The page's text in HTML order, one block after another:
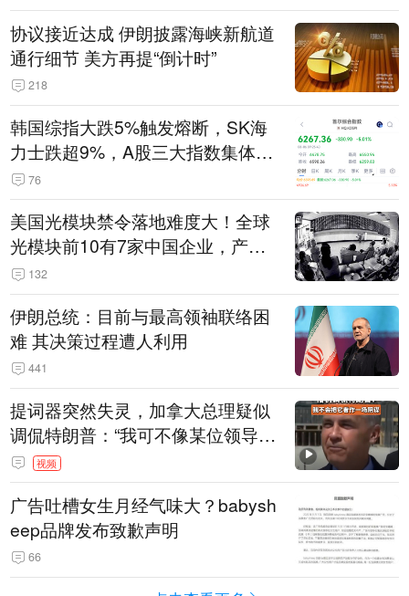
协议接近达成 伊朗披露海峡新航道
通行细节 美方再提“倒计时”
218
韩国综指大跌5%触发熔断，SK海
力士跌超9%，A股三大指数集体低
开 76
美国光模块禁令落地难度大！全球
光模块前10有7家中国企业，产业
界人士：想“脱钩”并不容易
132
伊朗总统：目前与最高领袖联络困
难 其决策过程遭人利用
441
提词器突然失灵，加拿大总理疑似
调侃特朗普：“我可不像某位领导
人，把这当成一场阴谋”，全场哄笑
视频
广告吐槽女生月经气味大？babysh
eep品牌发布致歉声明
66